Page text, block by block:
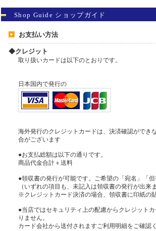
Shop Guide ショップガイド
お支払い方法
◆クレジット
取り扱いカードは以下のとおりです。
日本国内で発行の
海外発行のクレジットカードは、決済確認ができ
合がございます
●お支払総額は以下の通りです。
商品代金合計＋送料
●領収書の発行が可能です。ご希望の「宛名」「
（いずれの項目も、未記入は領収書の発行が出来
※クレジットカード決済の場合、領収書に印紙の
●当店ではセキュリティ上の配慮からクレジット
りません。
カード会社から送付されますご利用明細をご確認